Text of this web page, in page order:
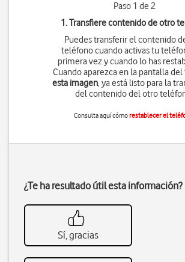
Paso 1 de 2
1. Transfiere contenido de otro
Puedes transferir el contenido
teléfono cuando activas tu
primera vez y cuando lo has
Cuando aparezca en la pantalla
esta imagen, ya está listo para la
del contenido del otro
Consulta aquí cómorestablecer el
¿Te ha resultado útil esta información?
Sí, gracias